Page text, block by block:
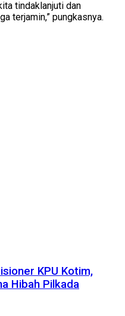
tindaklanjuti dan
terjamin,” pungkasnya.
KPU Kotim,
Hibah Pilkada